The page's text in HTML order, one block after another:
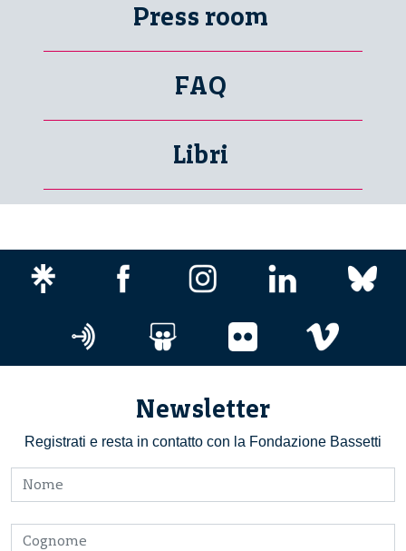
Press room
FAQ
Libri
Newsletter
Registrati e resta in contatto con la Fondazione Bassetti